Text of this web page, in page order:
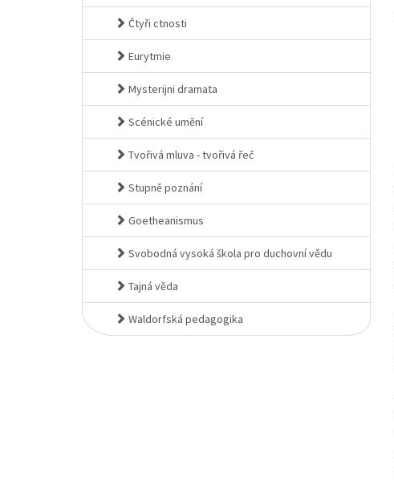
Čtyři ctnosti
Eurytmie
Mysterijni dramata
Scénické umění
Tvořivá mluva - tvořivá řeč
Stupně poznání
Goetheanismus
Svobodná vysoká škola pro duchovní vědu
Tajná věda
Waldorfská pedagogika